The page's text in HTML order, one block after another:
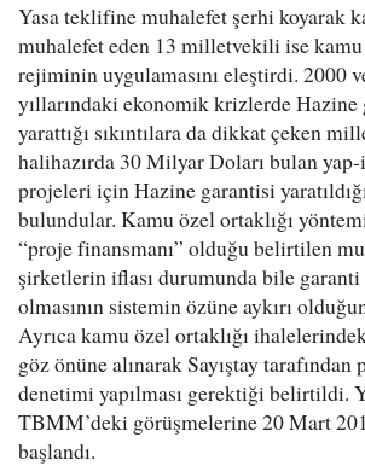
Yasa teklifine muhalefet şerhi koyarak
muhalefet eden 13 milletvekili ise kamu
rejiminin uygulamasını eleştirdi. 2000
yıllarındaki ekonomik krizlerde
yarattığı sıkıntılara da dikkat çeken
halihazırda 30 Milyar Doları bulan
projeleri için Hazine garantisi
bulundular. Kamu özel ortaklığı
“proje finansmanı” olduğu belirtilen
şirketlerin iflası durumunda bile garanti
olmasının sistemin özüne aykırı
Ayrıca kamu özel ortaklığı
göz önüne alınarak Sayıştay tarafından
denetimi yapılması gerektiği belirtildi.
TBMM’deki görüşmelerine 20 Mart
başlandı.